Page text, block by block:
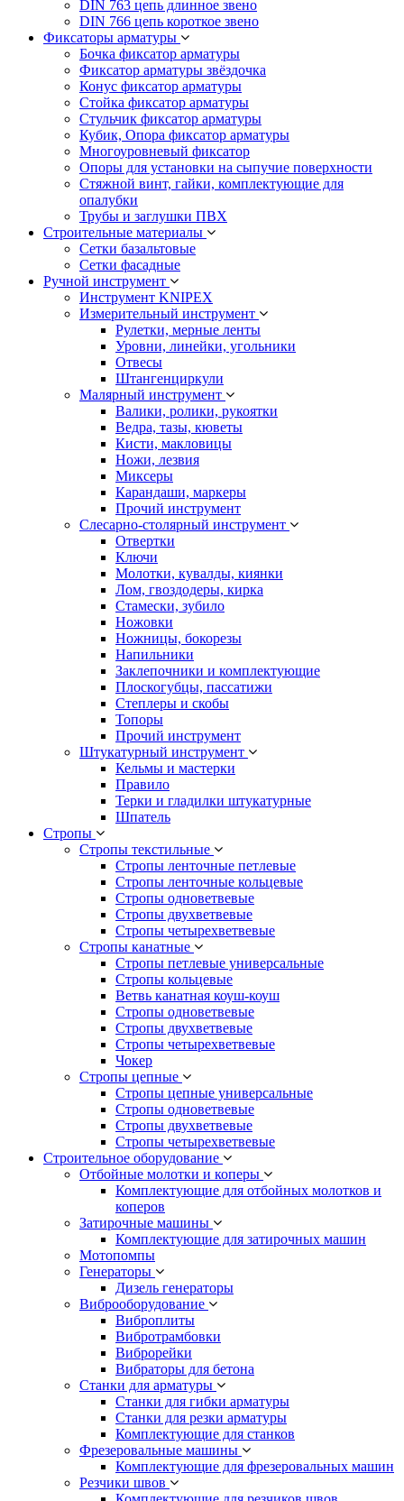
DIN 763 цепь длинное звено
DIN 766 цепь короткое звено
Фиксаторы арматуры
Бочка фиксатор арматуры
Фиксатор арматуры звёздочка
Конус фиксатор арматуры
Стойка фиксатор арматуры
Стульчик фиксатор арматуры
Кубик, Опора фиксатор арматуры
Многоуровневый фиксатор
Опоры для установки на сыпучие поверхности
Стяжной винт, гайки, комплектующие для
опалубки
Трубы и заглушки ПВХ
Строительные материалы
Сетки базальтовые
Сетки фасадные
Ручной инструмент
Инструмент KNIPEX
Измерительный инструмент
Рулетки, мерные ленты
Уровни, линейки, угольники
Отвесы
Штангенциркули
Малярный инструмент
Валики, ролики, рукоятки
Ведра, тазы, кюветы
Кисти, макловицы
Ножи, лезвия
Миксеры
Карандаши, маркеры
Прочий инструмент
Слесарно-столярный инструмент
Отвертки
Ключи
Молотки, кувалды, киянки
Лом, гвоздодеры, кирка
Стамески, зубило
Ножовки
Ножницы, бокорезы
Напильники
Заклепочники и комплектующие
Плоскогубцы, пассатижи
Степлеры и скобы
Топоры
Прочий инструмент
Штукатурный инструмент
Кельмы и мастерки
Правило
Терки и гладилки штукатурные
Шпатель
Стропы
Стропы текстильные
Стропы ленточные петлевые
Стропы ленточные кольцевые
Стропы одноветвевые
Стропы двухветвевые
Стропы четырехветвевые
Стропы канатные
Стропы петлевые универсальные
Стропы кольцевые
Ветвь канатная коуш-коуш
Стропы одноветвевые
Стропы двухветвевые
Стропы четырехветвевые
Чокер
Стропы цепные
Стропы цепные универсальные
Стропы одноветвевые
Стропы двухветвевые
Стропы четырехветвевые
Строительное оборудование
Отбойные молотки и коперы
Комплектующие для отбойных молотков и
коперов
Затирочные машины
Комплектующие для затирочных машин
Мотопомпы
Генераторы
Дизель генераторы
Виброоборудование
Виброплиты
Вибротрамбовки
Виброрейки
Вибраторы для бетона
Станки для арматуры
Станки для гибки арматуры
Станки для резки арматуры
Комплектующие для станков
Фрезеровальные машины
Комплектующие для фрезеровальных машин
Резчики швов